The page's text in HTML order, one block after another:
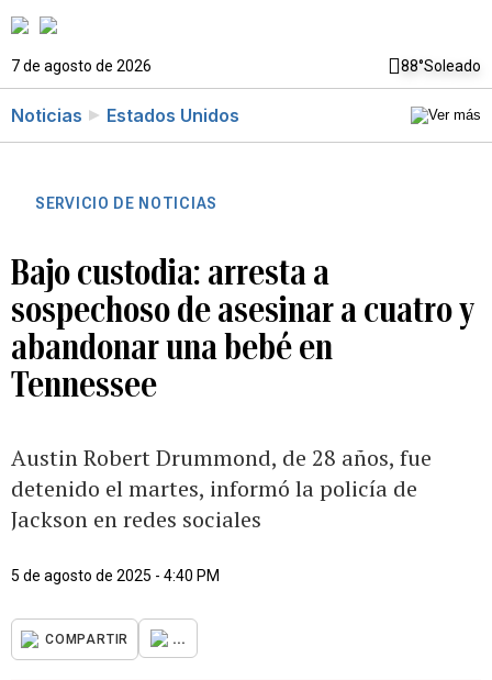
7 de agosto de 2026 88°Soleado
Noticias Estados Unidos
SERVICIO DE NOTICIAS
Bajo custodia: arresta a
sospechoso de asesinar a cuatro y
abandonar una bebé en
Tennessee
Austin Robert Drummond, de 28 años, fue
detenido el martes, informó la policía de
Jackson en redes sociales
5 de agosto de 2025 - 4:40 PM
COMPARTIR ...